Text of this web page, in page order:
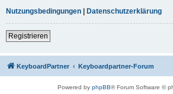
Nutzungsbedingungen
Datenschutzerklärung
Registrieren
KeyboardPartner Keyboardpartner-Forum
Powered by phpBB® Forum Software ©